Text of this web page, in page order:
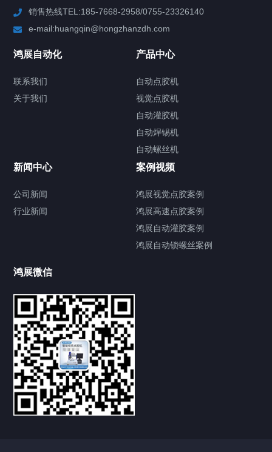
联系我们
关于我们
提交您的需求，获取产品资料与报价
亦可拨打我们的24小时服务咨询热线
185-7668-2958
销售热线TEL:185-7668-2958/0755-23326140
e-mail:huangqin@hongzhanzdh.com
鸿展自动化
联系我们
关于我们
产品中心
自动点胶机
视觉点胶机
自动灌胶机
自动焊锡机
自动螺丝机
新闻中心
公司新闻
行业新闻
案例视频
鸿展视觉点胶案例
鸿展高速点胶案例
鸿展自动灌胶案例
鸿展自动锁螺丝案例
鸿展微信